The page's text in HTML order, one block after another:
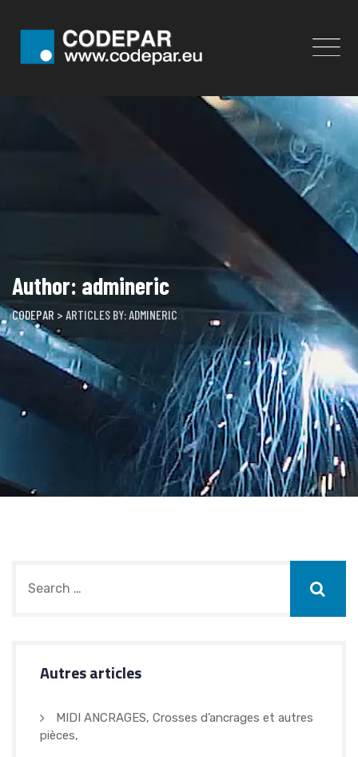
Author: admineric
CODEPAR > ARTICLES BY: ADMINERIC
Autres articles
MIDI ANCRAGES, Crosses d’ancrages et autres
pièces,